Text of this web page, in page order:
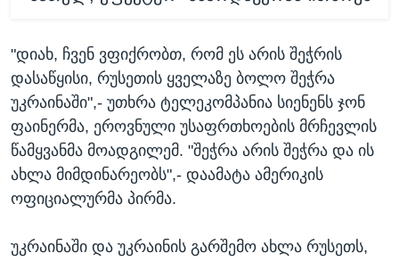
"დიახ, ჩვენ ვფიქრობთ, რომ ეს არის შეჭრის
დასაწყისი, რუსეთის ყველაზე ბოლო შეჭრა
უკრაინაში",- უთხრა ტელეკომპანია სიენენს ჯონ
ფაინერმა, ეროვნული უსაფრთხოების მრჩევლის
წამყვანმა მოადგილემ. "შეჭრა არის შეჭრა და ის
ახლა მიმდინარეობს",- დაამატა ამერიკის
ოფიციალურმა პირმა.
უკრაინაში და უკრაინის გარშემო ახლა რუსეთს,